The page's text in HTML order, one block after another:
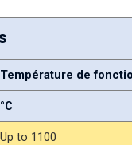
Température de
°C
Up to 1100